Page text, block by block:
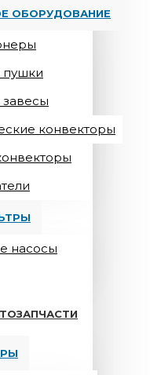
ОБОРУДОВАНИЕ
пушки
конвекторы
насосы